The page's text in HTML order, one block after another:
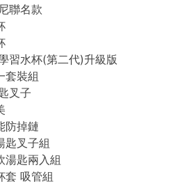
聯名款
習水杯(第二代)升級版
套裝組
叉子
防掉鏈
匙叉子組
湯匙兩入組
套 吸管組